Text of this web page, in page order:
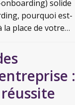
solide
pourquoi est-
la place de votre…
: